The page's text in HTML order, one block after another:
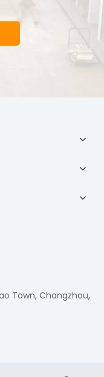
Town, Changzhou,